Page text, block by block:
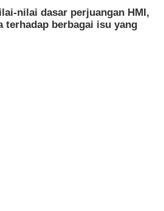
nilai dasar perjuangan HMI,
terhadap berbagai isu yang